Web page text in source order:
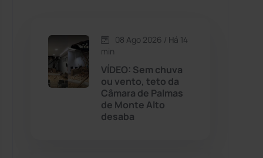
Caetité (1504)
Candiba
Cândido Sales
08 Ago 2026 / Há 14
min
VÍDEO: Sem chuva
ou vento, teto da
Câmara de Palmas
de Monte Alto
desaba